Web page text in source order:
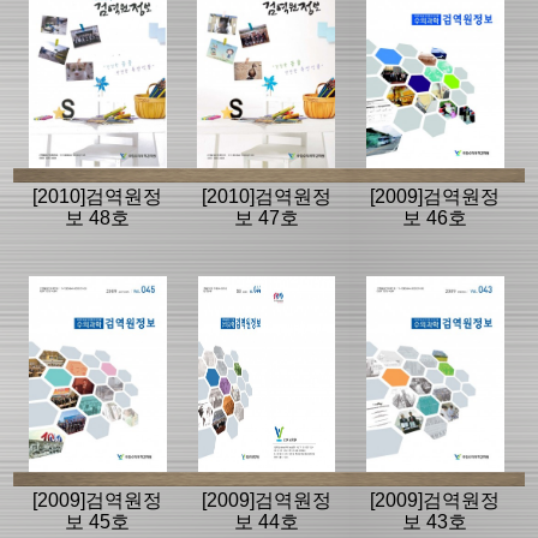
[2010]검역원정
보 48호
[2010]검역원정
보 47호
[2009]검역원정
보 46호
[2009]검역원정
보 45호
[2009]검역원정
보 44호
[2009]검역원정
보 43호